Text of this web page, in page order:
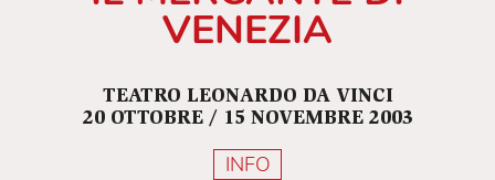
VENEZIA
TEATRO LEONARDO DA VINCI
20 OTTOBRE / 15 NOVEMBRE 2003
INFO